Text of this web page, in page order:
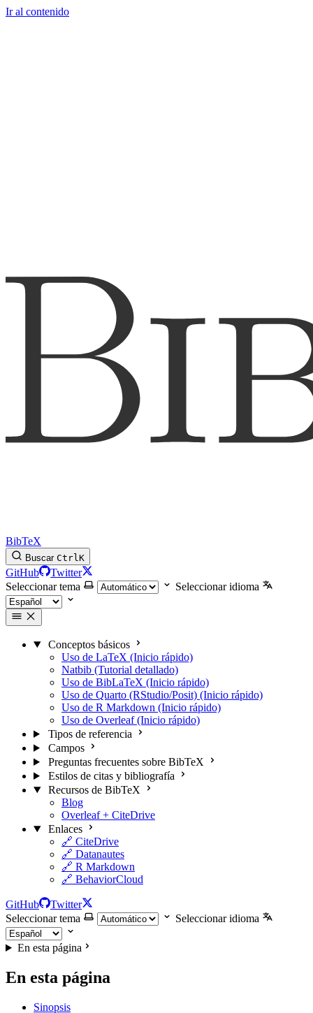
Ir al contenido
BibTeX
Buscar CtrlK
GitHub
Twitter
Seleccionar tema
Seleccionar idioma
Conceptos básicos
Uso de LaTeX (Inicio rápido)
Natbib (Tutorial detallado)
Uso de BibLaTeX (Inicio rápido)
Uso de Quarto (RStudio/Posit) (Inicio rápido)
Uso de R Markdown (Inicio rápido)
Uso de Overleaf (Inicio rápido)
Tipos de referencia
Campos
Preguntas frecuentes sobre BibTeX
Estilos de citas y bibliografía
Recursos de BibTeX
Blog
Overleaf + CiteDrive
Enlaces
🔗 CiteDrive
🔗 Datanautes
🔗 R Markdown
🔗 BehaviorCloud
GitHub
Twitter
Seleccionar tema
Seleccionar idioma
En esta página
En esta página
Sinopsis